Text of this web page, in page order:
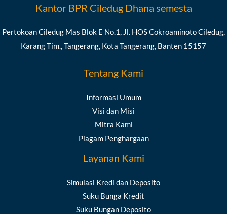
Kantor BPR Ciledug Dhana semesta
Pertokoan Ciledug Mas Blok E No.1, Jl. HOS Cokroaminoto Ciledug,
Karang Tim., Tangerang, Kota Tangerang, Banten 15157
Tentang Kami
Informasi Umum
Visi dan Misi
Mitra Kami
Piagam Penghargaan
Layanan Kami
Simulasi Kredi dan Deposito
Suku Bunga Kredit
Suku Bungan Deposito